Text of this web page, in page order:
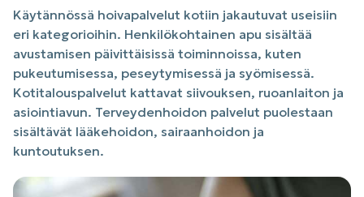
Käytännössä hoivapalvelut kotiin jakautuvat useisiin
eri kategorioihin. Henkilökohtainen apu sisältää
avustamisen päivittäisissä toiminnoissa, kuten
pukeutumisessa, peseytymisessä ja syömisessä.
Kotitalouspalvelut kattavat siivouksen, ruoanlaiton ja
asiointiavun. Terveydenhoidon palvelut puolestaan
sisältävät lääkehoidon, sairaanhoidon ja
kuntoutuksen.